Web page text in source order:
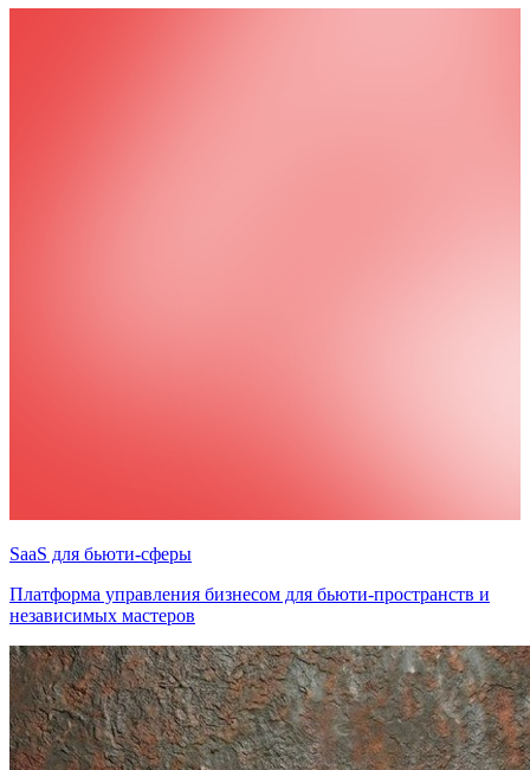
SaaS для бьюти-сферы
Платформа управления бизнесом для бьюти-пространств и
независимых мастеров